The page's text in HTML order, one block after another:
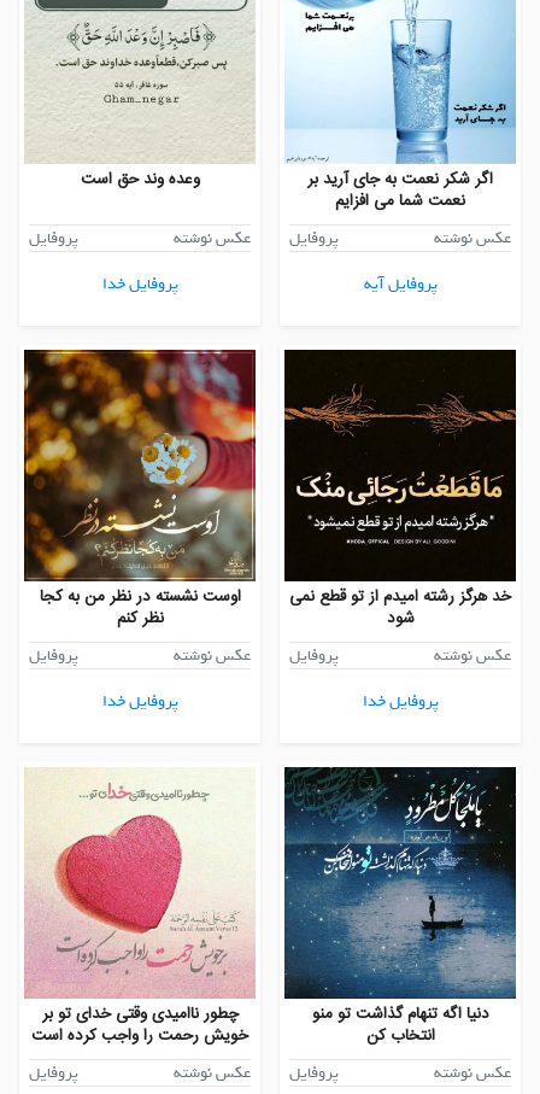
اگر شکر نعمت به جای آرید بر
نعمت شما می افزایم
عکس نوشته
پروفایل
پروفایل آیه
وعده وند حق است
عکس نوشته
پروفایل
پروفایل خدا
خد هرگز رشته امیدم از تو قطع نمی
شود
عکس نوشته
پروفایل
پروفایل خدا
اوست نشسته در نظر من به کجا
نظر کنم
عکس نوشته
پروفایل
پروفایل خدا
دنیا اگه تنهام گذاشت تو منو
انتخاب کن
عکس نوشته
پروفایل
چطور ناامیدی وقتی خدای تو بر
خویش رحمت را واجب کرده است
عکس نوشته
پروفایل